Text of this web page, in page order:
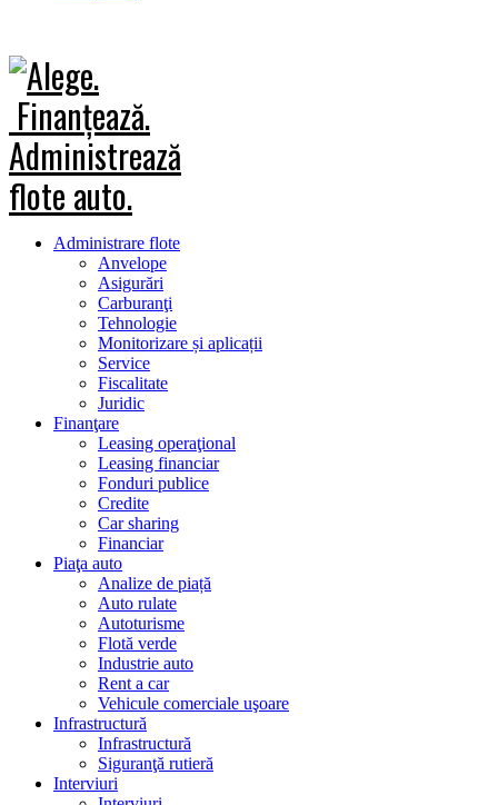
Administrare flote
Anvelope
Asigurări
Carburanţi
Tehnologie
Monitorizare și aplicații
Service
Fiscalitate
Juridic
Finanţare
Leasing operaţional
Leasing financiar
Fonduri publice
Credite
Car sharing
Financiar
Piaţa auto
Analize de piață
Auto rulate
Autoturisme
Flotă verde
Industrie auto
Rent a car
Vehicule comerciale uşoare
Infrastructură
Infrastructură
Siguranţă rutieră
Interviuri